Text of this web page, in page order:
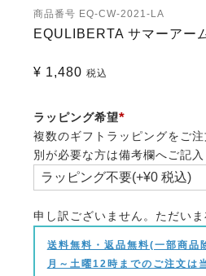
商品番号 EQ-CW-2021-LA
EQULIBERTA サマーアー
¥ 1,480 税込
ラッピング希望
(必
須)
複数のギフトラッピングをご
別が必要な方は備考欄へご記
申し訳ございません。ただいま
送料無料・返品無料(一部商品
月～土曜12時までのご注文は